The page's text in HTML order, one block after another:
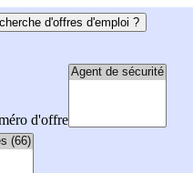
d'offres d'emploi ?
d'offre